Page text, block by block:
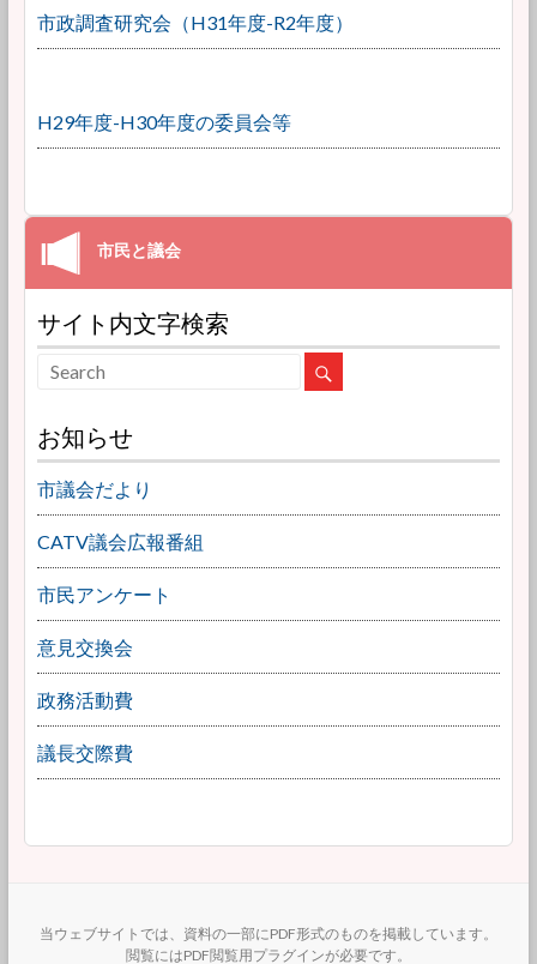
市政調査研究会（H31年度-R2年度）
H29年度-H30年度の委員会等
サイト内文字検索
お知らせ
市議会だより
CATV議会広報番組
市民アンケート
意見交換会
政務活動費
議長交際費
当ウェブサイトでは、資料の一部にPDF形式のものを掲載しています。
閲覧にはPDF閲覧用プラグインが必要です。